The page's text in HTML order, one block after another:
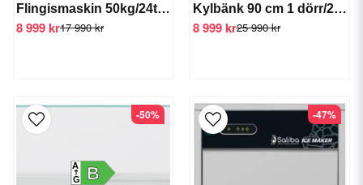
Flingismaskin 50kg/24tim GTS-IMS-50
17 990 kr
8 999 kr
Kylbänk 90 cm 1 dörr/2 draglådor
25 990 kr
8 999 kr
B
A
G
-50% -47%